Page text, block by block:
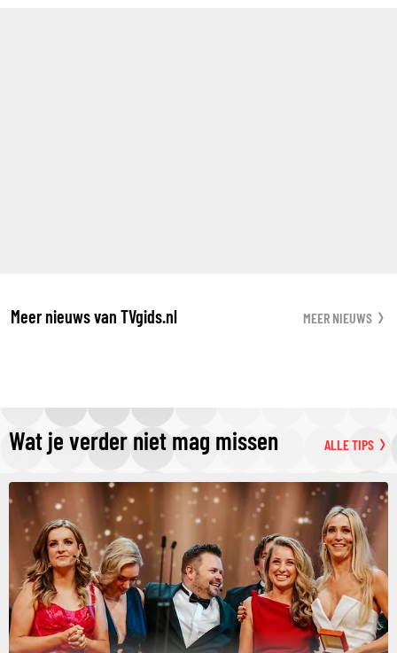
Meer nieuws van TVgids.nl MEER NIEUWS
Wat je verder niet mag missen ALLE TIPS